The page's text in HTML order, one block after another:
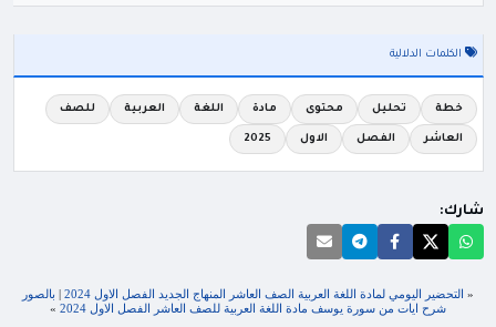
الكلمات الدلالية
خطة تحليل محتوى مادة اللغة العربية للصف
العاشر الفصل الاول 2025
شارك:
« التحضير اليومي لمادة اللغة العربية الصف العاشر المنهاج الجديد الفصل الاول 2024 | بالصور
شرح ايات من سورة يوسف مادة اللغة العربية للصف العاشر الفصل الاول 2024
»